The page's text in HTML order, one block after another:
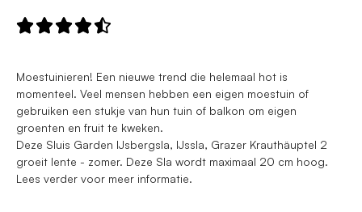

Moestuinieren! Een nieuwe trend die helemaal hot is
momenteel. Veel mensen hebben een eigen moestuin of
gebruiken een stukje van hun tuin of balkon om eigen
groenten en fruit te kweken.
Deze Sluis Garden IJsbergsla, IJssla, Grazer Krauthäuptel 2
groeit lente - zomer. Deze Sla wordt maximaal 20 cm hoog.
Lees verder voor meer informatie.